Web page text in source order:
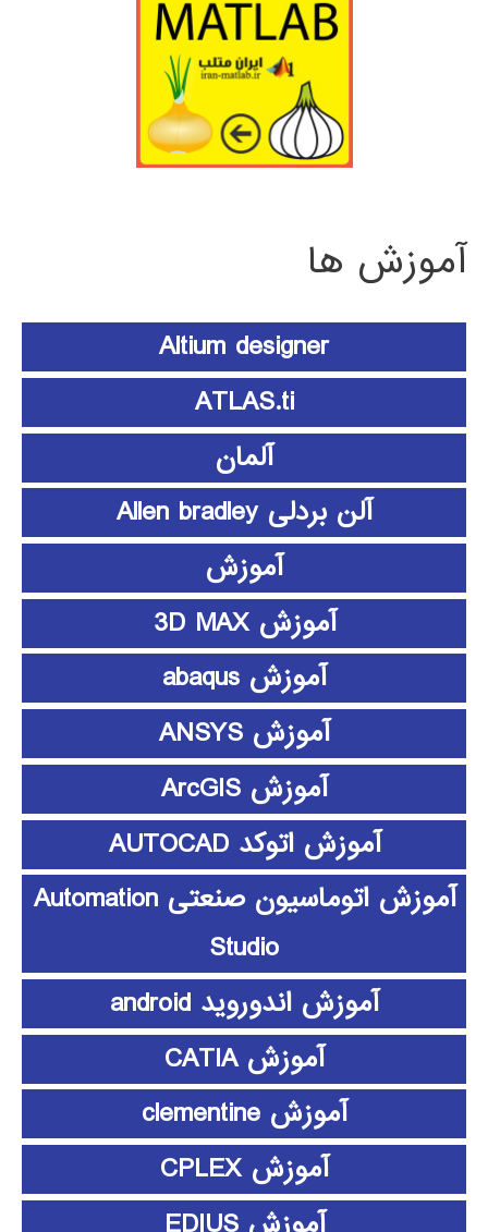
آموزش ها
Altium designer
ATLAS.ti
آلمان
آلن بردلی Allen bradley
آموزش
آموزش 3D MAX
آموزش abaqus
آموزش ANSYS
آموزش ArcGIS
آموزش اتوکد AUTOCAD
آموزش اتوماسیون صنعتی Automation
Studio
آموزش اندوروید android
آموزش CATIA
آموزش clementine
آموزش CPLEX